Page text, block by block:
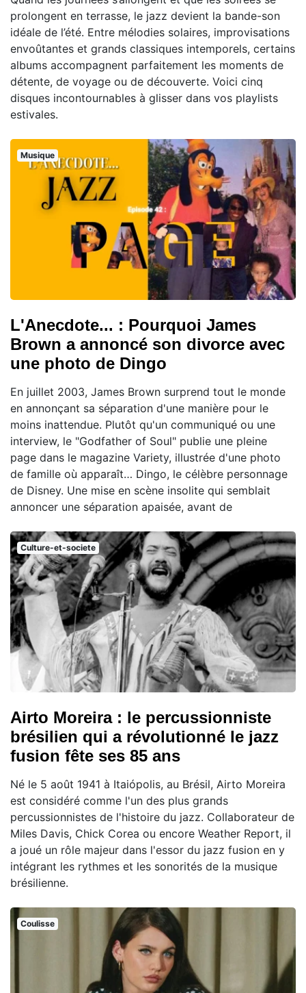
prolongent en terrasse, le jazz devient la bande-son
idéale de l’été. Entre mélodies solaires, improvisations
envoûtantes et grands classiques intemporels, certains
albums accompagnent parfaitement les moments de
détente, de voyage ou de découverte. Voici cinq
disques incontournables à glisser dans vos playlists
estivales.
Musique
L'Anecdote... : Pourquoi James
Brown a annoncé son divorce avec
une photo de Dingo
En juillet 2003, James Brown surprend tout le monde
en annonçant sa séparation d'une manière pour le
moins inattendue. Plutôt qu'un communiqué ou une
interview, le "Godfather of Soul" publie une pleine
page dans le magazine Variety, illustrée d'une photo
de famille où apparaît… Dingo, le célèbre personnage
de Disney. Une mise en scène insolite qui semblait
annoncer une séparation apaisée, avant de
Culture-et-societe
Airto Moreira : le percussionniste
brésilien qui a révolutionné le jazz
fusion fête ses 85 ans
Né le 5 août 1941 à Itaiópolis, au Brésil, Airto Moreira
est considéré comme l'un des plus grands
percussionnistes de l'histoire du jazz. Collaborateur de
Miles Davis, Chick Corea ou encore Weather Report, il
a joué un rôle majeur dans l'essor du jazz fusion en y
intégrant les rythmes et les sonorités de la musique
brésilienne.
Coulisse